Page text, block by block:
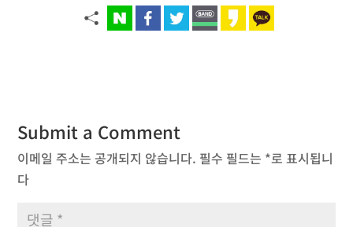
Submit a Comment
이메일 주소는 공개되지 않습니다. 필수 필드는 *로 표시됩니
다